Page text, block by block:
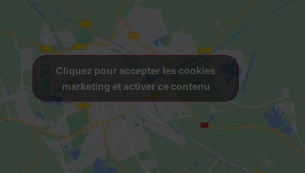
Cliquez pour accepter les cookies
marketing et activer ce contenu